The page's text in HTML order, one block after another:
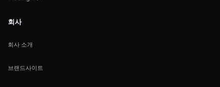
회사
회사 소개
브랜드사이트